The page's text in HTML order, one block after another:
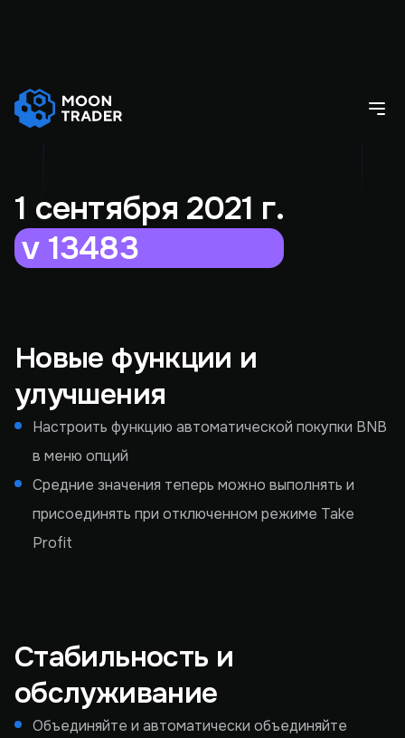
1 сентября 2021 г.
v 13483
Новые функции и
улучшения
Настроить функцию автоматической покупки BNB
в меню опций
Средние значения теперь можно выполнять и
присоединять при отключенном режиме Take
Profit
Стабильность и
обслуживание
Объединяйте и автоматически объединяйте